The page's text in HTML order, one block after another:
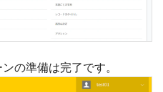
の準備は完了です。